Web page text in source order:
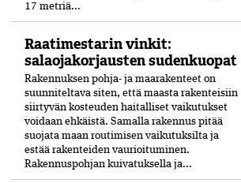
17 metriä...
Raatimestarin vinkit:
salaojakorjausten sudenkuopat
Rakennuksen pohja- ja maarakenteet on
suunniteltava siten, että maasta rakenteisiin
siirtyvän kosteuden haitalliset vaikutukset
voidaan ehkäistä. Samalla rakennus pitää
suojata maan routimisen vaikutuksilta ja
estää rakenteiden vaurioituminen.
Rakennuspohjan kuivatuksella ja...